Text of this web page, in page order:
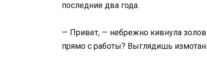
последние два года.
— Привет, — небрежно кивнула
прямо с работы? Выглядишь